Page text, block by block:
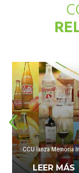
CCU lanza Memoria
LEER MÁS